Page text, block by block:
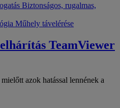
Biztonságos, rugalmas,
Műhely távelérése
TeamViewer
azok hatással lennének a